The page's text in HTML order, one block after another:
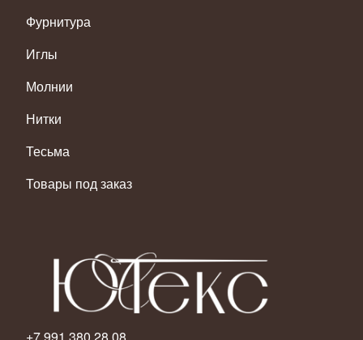
Фурнитура
Иглы
Молнии
Нитки
Тесьма
Товары под заказ